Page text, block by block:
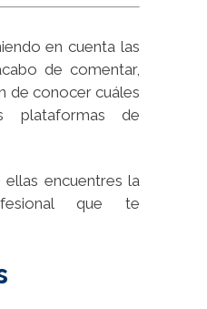
en cuenta las
de comentar,
de conocer cuáles
plataformas de
ellas encuentres la
que te